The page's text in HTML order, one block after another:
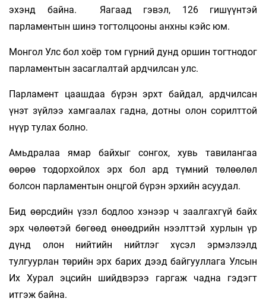
эхэнд байна. Яагаад гэвэл, 126 гишүүнтэй
парламентын шинэ тогтолцооны анхны кэйс юм.
Монгол Улс бол хоёр том гүрний дунд оршин тогтнодог
парламентын засаглалтай ардчилсан улс.
Парламент цаашдаа бүрэн эрхт байдал, ардчилсан
үнэт зүйлээ хамгаалах гадна, дотны олон сорилттой
нүүр тулах болно.
Амьдралаа ямар байхыг сонгох, хувь тавилангaa
өөрөө тодорхойлох эрх бол ард түмний төлөөлөл
болсон парламентын онцгой бүрэн эрхийн асуудал.
Бид өөрсдийн үзэл бодлоо хэнээр ч заалгахгүй байх
эрх чөлөөтэй бөгөөд өнөөдрийн нээлттэй хурлын үр
дүнд олон нийтийн нийтлэг хүсэл эрмэлзэлд
тулгуурлан төрийн эрх барих дээд байгууллага Улсын
Их Хурал эцсийн шийдвэрээ гаргаж чадна гэдэгт
итгэж байна.